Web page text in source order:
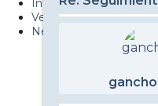
Infonieve
Verano
Nevalog